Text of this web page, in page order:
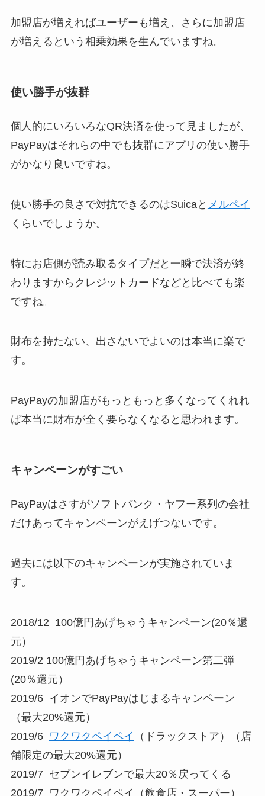
加盟店が増えればユーザーも増え、さらに加盟店
が増えるという相乗効果を生んでいますね。
使い勝手が抜群
個人的にいろいろなQR決済を使って見ましたが、
PayPayはそれらの中でも抜群にアプリの使い勝手
がかなり良いですね。
使い勝手の良さで対抗できるのはSuicaと メルペイ
くらいでしょうか。
特にお店側が読み取るタイプだと一瞬で決済が終
わりますからクレジットカードなどと比べても楽
ですね。
財布を持たない、出さないでよいのは本当に楽で
す。
PayPayの加盟店がもっともっと多くなってくれれ
ば本当に財布が全く要らなくなると思われます。
キャンペーンがすごい
PayPayはさすがソフトバンク・ヤフー系列の会社
だけあってキャンペーンがえげつないです。
過去には以下のキャンペーンが実施されていま
す。
2018/12 100億円あげちゃうキャンペーン(20％還
元）
2019/2 100億円あげちゃうキャンペーン第二弾
(20％還元）
2019/6 イオンでPayPayはじまるキャンペーン
（最大20%還元）
2019/6 ワクワクペイペイ
（ドラックストア）（店
舗限定の最大20%還元）
2019/7 セブンイレブンで最大20％戻ってくる
2019/7 ワクワクペイペイ（飲食店・スーパー）